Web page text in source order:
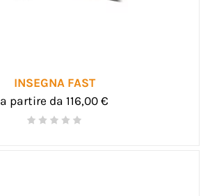
INSEGNA FAST
a partire da 116,00 €